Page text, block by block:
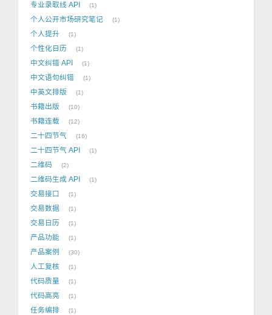
专业录取线 API 1
个人公开市场研究笔记 1
个人提升 1
个性化日历 1
中文纠错 API 1
中文语句纠错 1
中英文排版 1
书籍出版 10
书籍连载 12
二十四节气 16
二十四节气 API 1
二维码 2
二维码生成 API 1
交易接口 1
交易数据 1
交易日历 1
产品功能 1
产品案例 30
人工复核 1
代码质量 1
代码高亮 1
任务编排 1